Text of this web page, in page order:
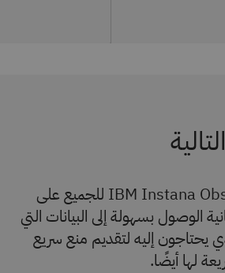
يتيح الحل IBM Instana Observability للجميع على
الوصول بسهولة إلى البيانات التي
يحتاجون إليه لتقديم منع سريع
لها أيضًا.